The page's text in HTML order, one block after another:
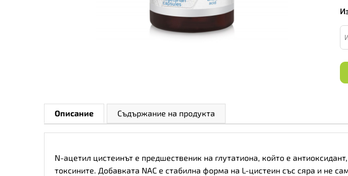
Описание Съдържание на продукта
N-ацетил цистеинът е предшественик на глутатиона, който е
токсините. Добавката NAC е стабилна форма на L-цистеин със сяра и не